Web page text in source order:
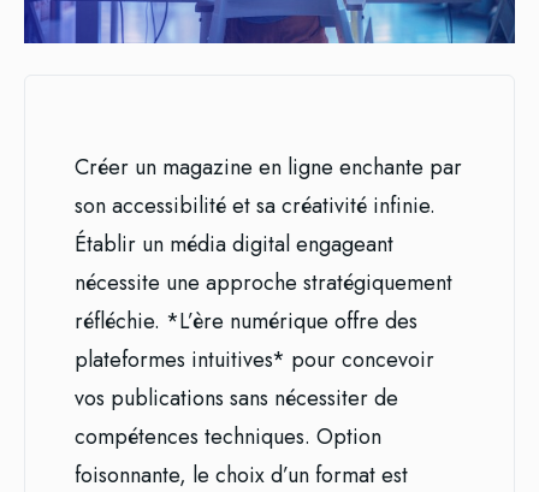
Créer un magazine en ligne enchante par
son accessibilité et sa créativité infinie.
Établir un média digital engageant
nécessite une approche stratégiquement
réfléchie. *L’ère numérique offre des
plateformes intuitives* pour concevoir
vos publications sans nécessiter de
compétences techniques. Option
foisonnante, le choix d’un format est